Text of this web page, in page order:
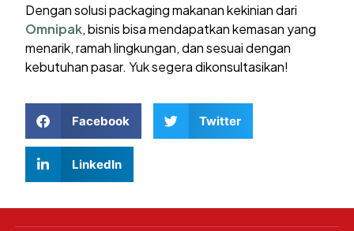
Dengan solusi packaging makanan kekinian dari
Omnipak, bisnis bisa mendapatkan kemasan yang
menarik, ramah lingkungan, dan sesuai dengan
kebutuhan pasar. Yuk segera dikonsultasikan!
Facebook Twitter
LinkedIn